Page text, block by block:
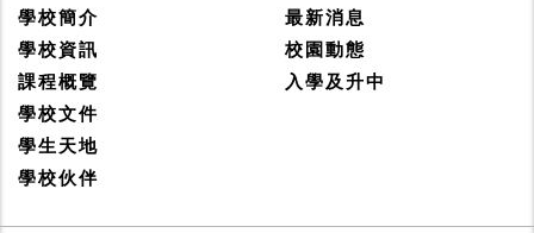
學校簡介
學校資訊
課程概覽
學校文件
學生天地
學校伙伴
最新消息
校園動態
入學及升中